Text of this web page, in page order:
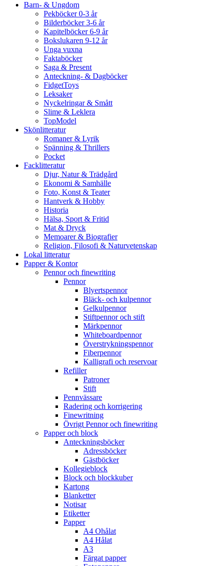
Barn- & Ungdom
Pekböcker 0-3 år
Bilderböcker 3-6 år
Kapitelböcker 6-9 år
Bokslukaren 9-12 år
Unga vuxna
Faktaböcker
Saga & Present
Anteckning- & Dagböcker
FidgetToys
Leksaker
Nyckelringar & Smått
Slime & Leklera
TopModel
Skönlitteratur
Romaner & Lyrik
Spänning & Thrillers
Pocket
Facklitteratur
Djur, Natur & Trädgård
Ekonomi & Samhälle
Foto, Konst & Teater
Hantverk & Hobby
Historia
Hälsa, Sport & Fritid
Mat & Dryck
Memoarer & Biografier
Religion, Filosofi & Naturvetenskap
Lokal litteratur
Papper & Kontor
Pennor och finewriting
Pennor
Blyertspennor
Bläck- och kulpennor
Gelkulpennor
Stiftpennor och stift
Märkpennor
Whiteboardpennor
Överstrykningspennor
Fiberpennor
Kalligrafi och reservoar
Refiller
Patroner
Stift
Pennvässare
Radering och korrigering
Finewritning
Övrigt Pennor och finewriting
Papper och block
Anteckningsböcker
Adressböcker
Gästböcker
Kollegieblock
Block och blockkuber
Kartong
Blanketter
Notisar
Etiketter
Papper
A4 Ohålat
A4 Hålat
A3
Färgat papper